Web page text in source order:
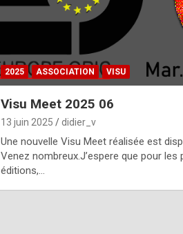
2025 ASSOCIATION VISU
Visu Meet 2025 06
13 juin 2025 didier_v
Une nouvelle Visu Meet réalisée est
Venez nombreux.J’espere que pour les
éditions,…